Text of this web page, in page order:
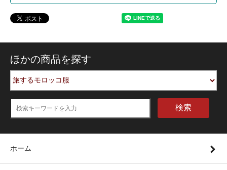
ほかの商品を探す
検索
ホーム